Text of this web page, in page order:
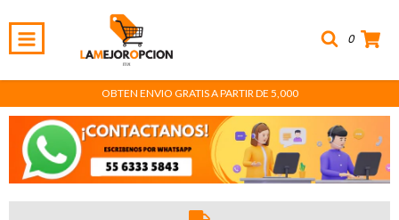
0
OBTEN ENVIO GRATIS A PARTIR DE 5,000